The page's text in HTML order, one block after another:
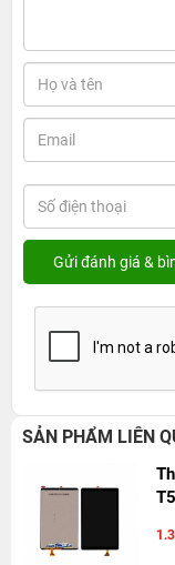
SẢN PHẨM LIÊN